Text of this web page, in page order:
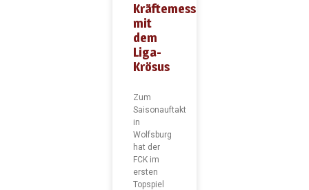
Kräftemessen
mit
dem
Liga-
Krösus
Zum
Saisonauftakt
in
Wolfsburg
hat der
FCK im
ersten
Topspiel